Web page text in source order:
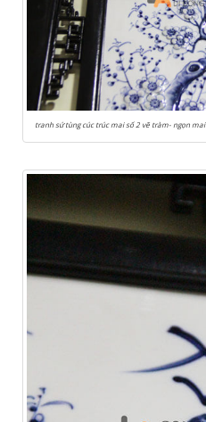
tranh sứ tùng cúc trúc mai số 2 vẽ tràm- ngọn mai